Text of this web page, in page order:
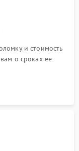
и стоимость
о сроках ее